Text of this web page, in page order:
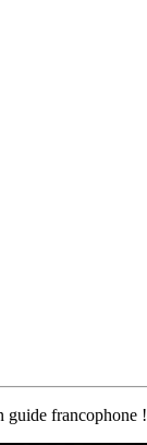
guide francophone !